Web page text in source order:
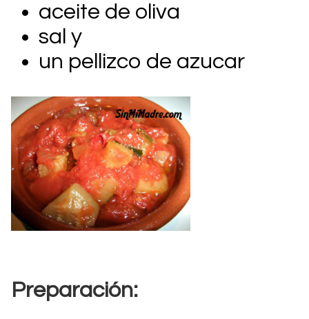
aceite de oliva
sal y
un pellizco de azucar
Preparación: